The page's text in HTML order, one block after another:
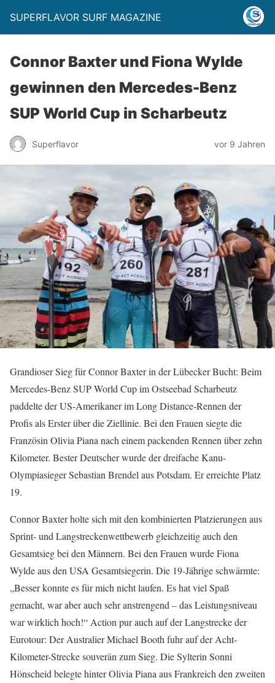
SUPERFLAVOR SURF MAGAZINE
Connor Baxter und Fiona Wylde
gewinnen den Mercedes-Benz
SUP World Cup in Scharbeutz
Superflavor vor 9 Jahren
Grandioser Sieg für Connor Baxter in der Lübecker Bucht: Beim
Mercedes-Benz SUP World Cup im Ostseebad Scharbeutz
paddelte der US-Amerikaner im Long Distance-Rennen der
Profis als Erster über die Ziellinie. Bei den Frauen siegte die
Französin Olivia Piana nach einem packenden Rennen über zehn
Kilometer. Bester Deutscher wurde der dreifache Kanu-
Olympiasieger Sebastian Brendel aus Potsdam. Er erreichte Platz
19.
Connor Baxter holte sich mit den kombinierten Platzierungen aus
Sprint- und Langstreckenwettbewerb gleichzeitig auch den
Gesamtsieg bei den Männern. Bei den Frauen wurde Fiona
Wylde aus den USA Gesamtsiegerin. Die 19-Jährige schwärmte:
„Besser konnte es für mich nicht laufen. Es hat viel Spaß
gemacht, war aber auch sehr anstrengend – das Leistungsniveau
war wirklich hoch!“ Action pur auch auf der Langstrecke der
Eurotour: Der Australier Michael Booth fuhr auf der Acht-
Kilometer-Strecke souverän zum Sieg. Die Sylterin Sonni
Hönscheid belegte hinter Olivia Piana aus Frankreich den zweiten